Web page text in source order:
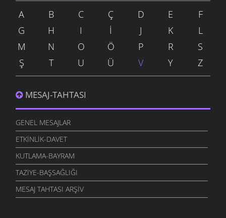
A B C Ç D E
F
G
H I İ J K
L
M
N O Ö P R
S
Ş
T U Ü V Y Z
MESAJ-TAHTASI
GENEL MESAJLAR
ETKINLIK-DAVET
KUTLAMA-BAYRAM
TAZIYE-BAŞSAĞLIĞI
MESAJ TAHTASI ARŞIV